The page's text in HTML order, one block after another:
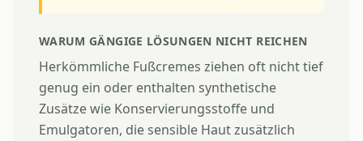
WARUM GÄNGIGE LÖSUNGEN NICHT REICHEN
Herkömmliche Fußcremes ziehen oft nicht tief
genug ein oder enthalten synthetische
Zusätze wie Konservierungsstoffe und
Emulgatoren, die sensible Haut zusätzlich